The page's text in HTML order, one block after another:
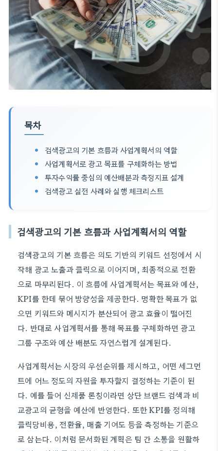
목차
검색광고의 기본 흐름과 사업계획서의 역할
사업계획서로 광고 목표를 구체화하는 방법
투자수익률 중심의 예산배분과 측정지표 설계
검색광고 실전 사례와 실행 체크리스트
검색광고의 기본 흐름과 사업계획서의 역할
검색광고의 기본 흐름은 의도 기반의 키워드 선정에서 시
작해 광고 노출과 클릭으로 이어지며, 최종적으로 전환
으로 마무리된다. 이 흐름에 사업계획서는 목표와 예산,
KPI를 한데 묶어 방향성을 제공한다. 명확한 목표가 없
으면 키워드와 메시지가 분산되어 광고 효율이 떨어진
다. 반대로 사업계획서를 통해 목표를 구체화하면 광고
그룹 구조와 예산 배분도 자연스럽게 설계된다.
사업계획서는 시장의 우선순위를 제시하고, 어떤 세그먼
트에 어느 정도의 자원을 투자할지 결정하는 기준이 된
다. 예를 들어 신제품 론칭이라면 상단 브랜드 검색과 비
교광고의 균형을 예산에 반영한다. 또한 KPI를 정의해
클릭당비용, 전환율, 매출 기여도 등을 측정하는 기준으
로 삼는다. 이처럼 문서화된 계획은 팀 간 소통을 원활하